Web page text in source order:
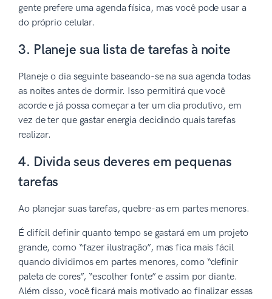
gente prefere uma agenda física, mas você pode usar a
do próprio celular.
3. Planeje sua lista de tarefas à noite
Planeje o dia seguinte baseando-se na sua agenda todas
as noites antes de dormir. Isso permitirá que você
acorde e já possa começar a ter um dia produtivo, em
vez de ter que gastar energia decidindo quais tarefas
realizar.
4. Divida seus deveres em pequenas
tarefas
Ao planejar suas tarefas, quebre-as em partes menores.
É difícil definir quanto tempo se gastará em um projeto
grande, como “fazer ilustração”, mas fica mais fácil
quando dividimos em partes menores, como “definir
paleta de cores”, “escolher fonte” e assim por diante.
Além disso, você ficará mais motivado ao finalizar essas